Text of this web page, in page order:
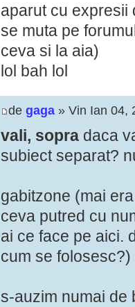
aparut cu expresii
se muta pe
ceva si la aia)
lol bah lol
de gaga » Vin Ian 04,
vali, sopra daca
subiect separat?
gabitzone (mai
ceva putred cu
ai ce face pe aici.
cum se
s-auzim numai de